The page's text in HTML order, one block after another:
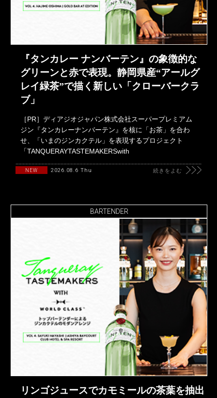
『タンカレー ナンバーテン』の象徴的な
グリーンと赤で表現。静岡県産“アールグ
レイ緑茶”で描く新しい「クローバークラ
ブ」
［PR］ディアジオジャパン株式会社スーパープレミアム
ジン『タンカレーナンバーテン』を核に「お茶」を合わ
せ、「いまのジンカクテル」を表現するプロジェクト
「TANQUERAYTASTEMAKERSwith
NEW 2026.08.6 Thu 続きをよむ
BARTENDER
リンゴジュースでカモミールの茶葉を抽出